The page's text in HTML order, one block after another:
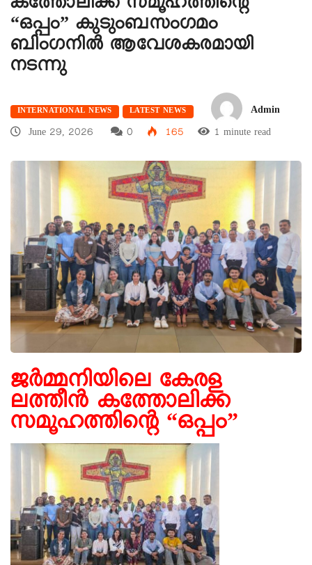
കത്തോലിക്ക സമൂഹത്തിന്റെ
“ഒപ്പം” കുടുംബസംഗമം
ബിംഗനിൽ ആവേശകരമായി
നടന്നു
INTERNATIONAL NEWS LATEST NEWS
Admin
June 29, 2026
0 165 1 minute read
ജർമ്മനിയിലെ കേരള
ലത്തീൻ കത്തോലിക്ക
സമൂഹത്തിന്റെ “ഒപ്പം”